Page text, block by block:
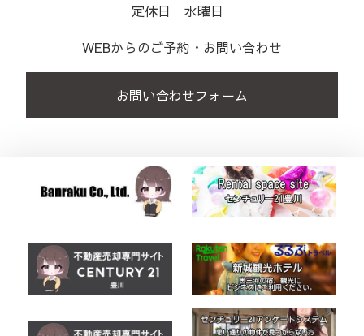
定休日 水曜日
WEBからのご予約・お問い合わせ
お問い合わせフォーム